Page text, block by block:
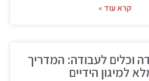
קרא עוד »
וכלים לעבודה: המדריך
למיגון הידיים